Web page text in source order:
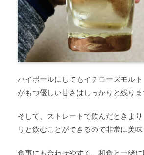
ハイボールにしてもイチローズモル
がもつ優しい甘さはしっかりと残りま
そして、ストレートで飲んだときよ
リと飲むことができるので非常に美味
食事にも合わせやすく、和食と一緒